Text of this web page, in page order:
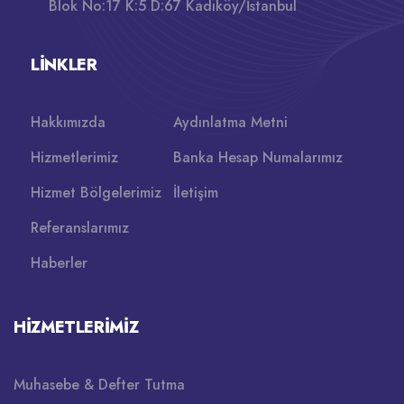
Blok No:17 K:5 D:67 Kadıköy/İstanbul
LINKLER
Hakkımızda
Hizmetlerimiz
Hizmet Bölgelerimiz
Referanslarımız
Haberler
Aydınlatma Metni
Banka Hesap Numalarımız
İletişim
HIZMETLERIMIZ
Muhasebe & Defter Tutma